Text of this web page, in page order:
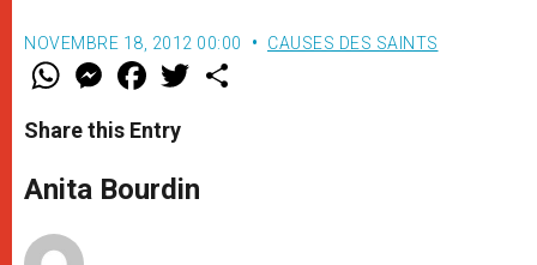
NOVEMBRE 18, 2012 00:00 CAUSES DES SAINTS
W
t
s
p
p
M
e
s
e
g
e
F
a
e
b
o
k
w
r
Share this Entry
Anita Bourdin